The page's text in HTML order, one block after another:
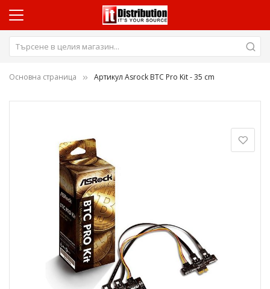
Основна страница Артикул Asrock BTC Pro Kit - 35 cm
изображенията